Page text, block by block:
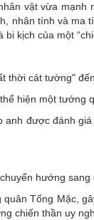
vật vừa
nhân tính và ma
kịch của một
thời cát tường"
hiện một tướng
anh được đánh
hướng sang
Tống Mặc,
chiến thần uy